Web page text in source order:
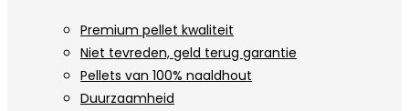
Premium pellet kwaliteit
Niet tevreden, geld terug garantie
Pellets van 100% naaldhout
Duurzaamheid